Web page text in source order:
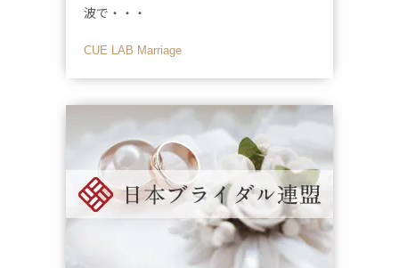
波で・・・
CUE LAB Marriage